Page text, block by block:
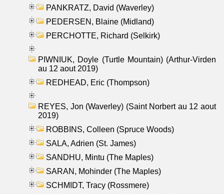
PANKRATZ, David (Waverley)
PEDERSEN, Blaine (Midland)
PERCHOTTE, Richard (Selkirk)
PIWNIUK, Doyle (Turtle Mountain) (Arthur-Virden
au 12 aout 2019)
REDHEAD, Eric (Thompson)
REYES, Jon (Waverley) (Saint Norbert au 12 aout
2019)
ROBBINS, Colleen (Spruce Woods)
SALA, Adrien (St. James)
SANDHU, Mintu (The Maples)
SARAN, Mohinder (The Maples)
SCHMIDT, Tracy (Rossmere)